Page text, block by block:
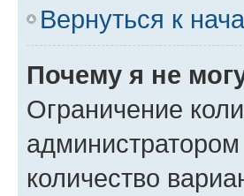
Вернуться к
Почему я не
Ограничение
количество